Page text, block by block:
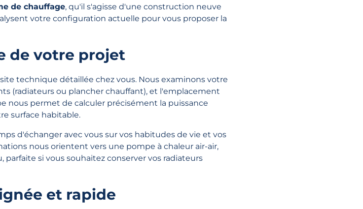
de chauffage, qu'il s'agisse d'une construction neuve
votre configuration actuelle pour vous proposer la
de votre projet
technique détaillée chez vous. Nous examinons votre
(radiateurs ou plancher chauffant), et l'emplacement
nous permet de calculer précisément la puissance
surface habitable.
d'échanger avec vous sur vos habitudes de vie et vos
nous orientent vers une pompe à chaleur air-air,
parfaite si vous souhaitez conserver vos radiateurs
et rapide